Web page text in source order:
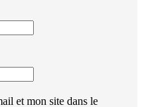
et mon site dans le